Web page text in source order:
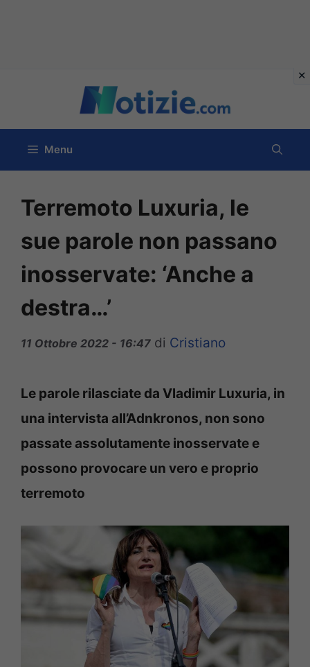
contenuto
Menu
Terremoto Luxuria, le
sue parole non passano
inosservate: ‘Anche a
destra…’
11 Ottobre 2022 - 16:47 di Cristiano
Le parole rilasciate da Vladimir Luxuria, in
una intervista all’Adnkronos, non sono
passate assolutamente inosservate e
possono provocare un vero e proprio
terremoto